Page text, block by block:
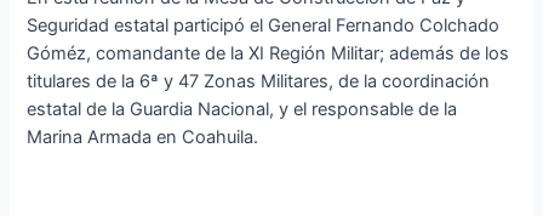
Seguridad estatal participó el General Fernando Colchado
Góméz, comandante de la XI Región Militar; además de los
titulares de la 6ª y 47 Zonas Militares, de la coordinación
estatal de la Guardia Nacional, y el responsable de la
Marina Armada en Coahuila.